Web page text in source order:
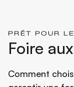
PRÊT POUR
Foire
Comment